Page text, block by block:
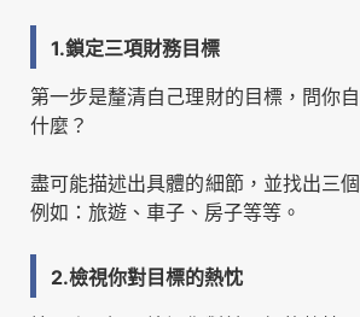
1.鎖定三項財務目標
第一步是釐清自己理財的目標，問你
什麼？
盡可能描述出具體的細節，並找出三
例如：旅遊、車子、房子等等。
2.檢視你對目標的熱忱